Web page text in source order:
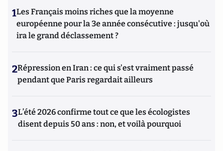
1Les Français moins riches que la moyenne
européenne pour la 3e année consécutive : jusqu'où
ira le grand déclassement ?
2Répression en Iran : ce qui s'est vraiment passé
pendant que Paris regardait ailleurs
3L’été 2026 confirme tout ce que les écologistes
disent depuis 50 ans : non, et voilà pourquoi